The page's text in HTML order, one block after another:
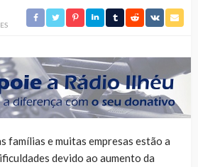
famílias e muitas empresas estão a
devido ao aumento da